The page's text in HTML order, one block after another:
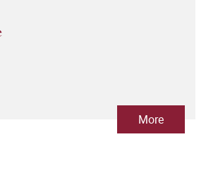
More